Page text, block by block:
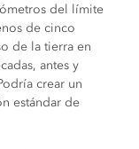
del límite
de cinco
de la tierra en
antes y
crear un
estándar de